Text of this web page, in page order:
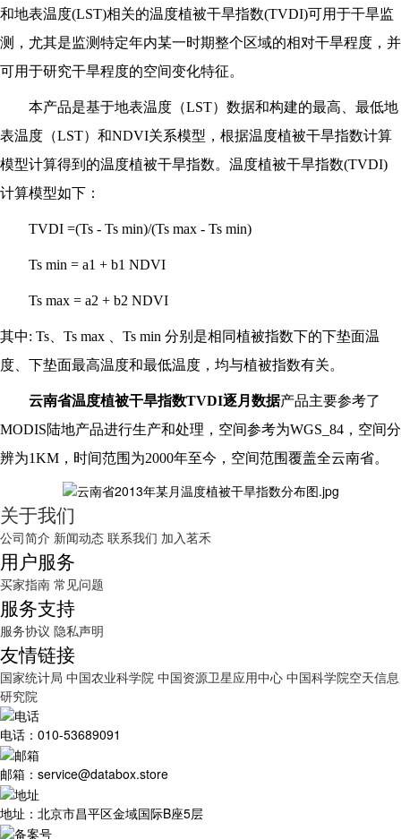
和地表温度(LST)相关的温度植被干旱指数(TVDI)可用于干旱监
测，尤其是监测特定年内某一时期整个区域的相对干旱程度，并
可用于研究干旱程度的空间变化特征。
本产品是基于地表温度（LST）数据和构建的最高、最低地
表温度（LST）和NDVI关系模型，根据温度植被干旱指数计算
模型计算得到的温度植被干旱指数。温度植被干旱指数(TVDI)
计算模型如下：
TVDI =(Ts - Ts min)/(Ts max - Ts min)
Ts min = a1 + b1 NDVI
Ts max = a2 + b2 NDVI
其中: Ts、Ts max 、Ts min 分别是相同植被指数下的下垫面温
度、下垫面最高温度和最低温度，均与植被指数有关。
云南省温度植被干旱指数TVDI逐月数据产品主要参考了
MODIS陆地产品进行生产和处理，空间参考为WGS_84，空间分
辨为1KM，时间范围为2000年至今，空间范围覆盖全云南省。
关于我们
公司简介 新闻动态 联系我们 加入茗禾
用户服务
买家指南 常见问题
服务支持
服务协议 隐私声明
友情链接
国家统计局 中国农业科学院 中国资源卫星应用中心 中国科学院空天信息
研究院
电话：010-53689091
邮箱：service@databox.store
地址：北京市昌平区金域国际B座5层